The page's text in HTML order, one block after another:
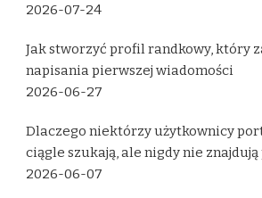
2026-07-24
Jak stworzyć profil randkowy, który
napisania pierwszej wiadomości
2026-06-27
Dlaczego niektórzy użytkownicy
ciągle szukają, ale nigdy nie
2026-06-07